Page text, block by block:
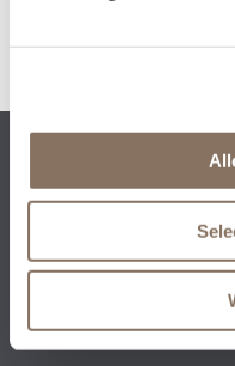
Rezidenz
TR Nuenen
+31 (0)40 – 851 93 00